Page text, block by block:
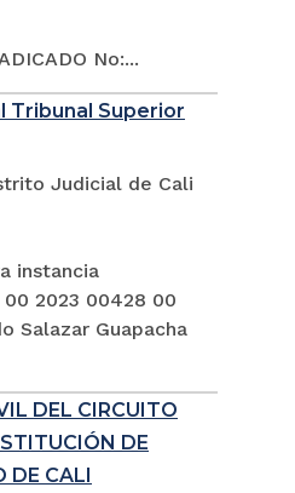
No:...
Tribunal Superior
Judicial de Cali
instancia
00 2023 00428 00
Salazar Guapacha
DEL CIRCUITO
DE
DE CALI